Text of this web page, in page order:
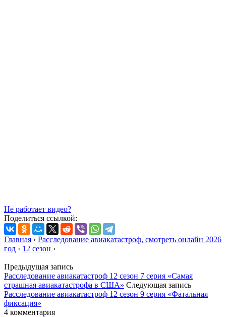
Не работает видео?
Поделиться ссылкой:
Главная › Расследование авиакатастроф, смотреть онлайн 2026
год › 12 сезон ›
Предыдущая запись
Расследование авиакатастроф 12 сезон 7 серия «Самая
страшная авиакатастрофа в США» Следующая запись
Расследование авиакатастроф 12 сезон 9 серия «Фатальная
фиксация»
4 комментария